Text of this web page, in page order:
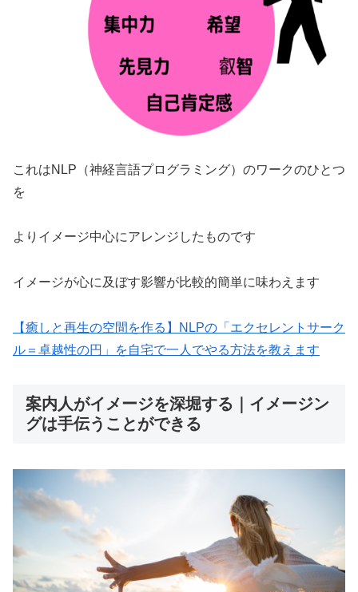
これはNLP（神経言語プログラミング）のワークのひとつ
を
よりイメージ中心にアレンジしたものです
イメージが心に及ぼす影響が比較的簡単に味わえます
【癒しと再生の空間を作る】NLPの「エクセレントサーク
ル＝卓越性の円」を自宅で一人でやる方法を教えます
案内人がイメージを深堀する｜イメージン
グは手伝うことができる